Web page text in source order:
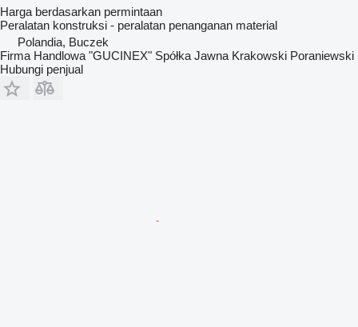
Harga berdasarkan permintaan
Peralatan konstruksi - peralatan penanganan material
Polandia, Buczek
Firma Handlowa "GUCINEX" Spółka Jawna Krakowski Poraniewski
Hubungi penjual